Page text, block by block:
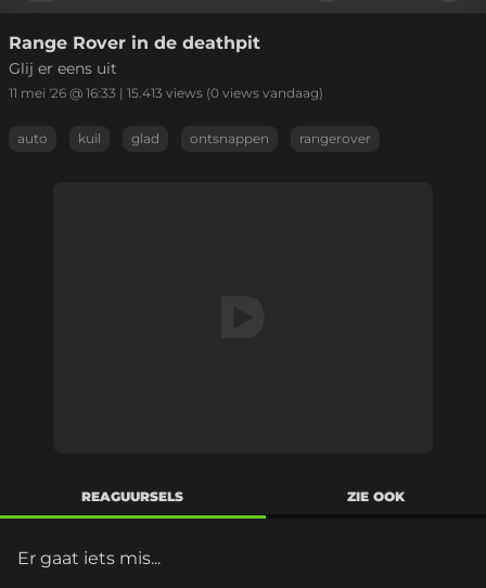
Link kopiëren
Range Rover in de deathpit
Glij er eens uit
11 mei '26 @ 16:33 | 15.413 views (0 views vandaag)
auto kuil glad ontsnappen rangerover
REAGUURSELS ZIE OOK
Er gaat iets mis...